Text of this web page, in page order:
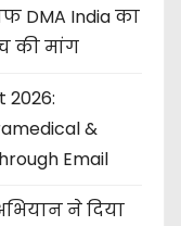
DMA India का
की मांग
2026:
&
Email
ने दिया